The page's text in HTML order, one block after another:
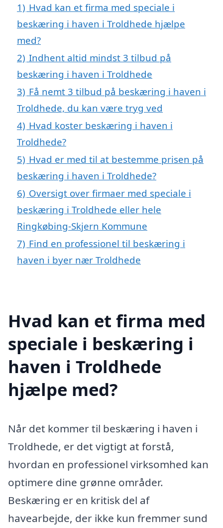
1) Hvad kan et firma med speciale i
beskæring i haven i Troldhede hjælpe
med?
2) Indhent altid mindst 3 tilbud på
beskæring i haven i Troldhede
3) Få nemt 3 tilbud på beskæring i haven i
Troldhede, du kan være tryg ved
4) Hvad koster beskæring i haven i
Troldhede?
5) Hvad er med til at bestemme prisen på
beskæring i haven i Troldhede?
6) Oversigt over firmaer med speciale i
beskæring i Troldhede eller hele
Ringkøbing-Skjern Kommune
7) Find en professionel til beskæring i
haven i byer nær Troldhede
Hvad kan et firma med
speciale i beskæring i
haven i Troldhede
hjælpe med?
Når det kommer til beskæring i haven i
Troldhede, er det vigtigt at forstå,
hvordan en professionel virksomhed kan
optimere dine grønne områder.
Beskæring er en kritisk del af
havearbejde, der ikke kun fremmer sund